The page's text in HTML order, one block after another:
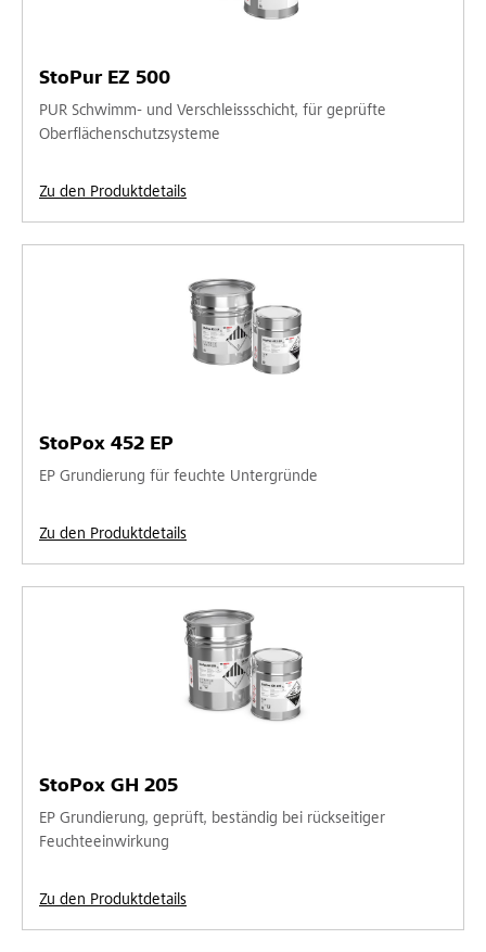
StoPur EZ 500
PUR Schwimm- und Verschleissschicht, für geprüfte
Oberflächenschutzsysteme
Zu den Produktdetails
StoPox 452 EP
EP Grundierung für feuchte Untergründe
Zu den Produktdetails
StoPox GH 205
EP Grundierung, geprüft, beständig bei rückseitiger
Feuchteeinwirkung
Zu den Produktdetails